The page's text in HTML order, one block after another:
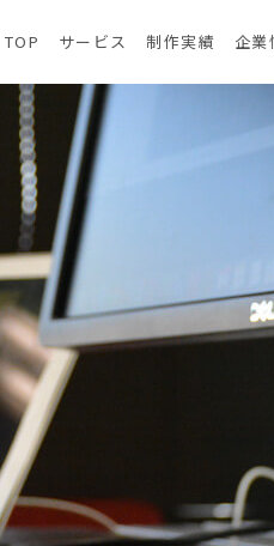
TOP サービス 制作実績 企業